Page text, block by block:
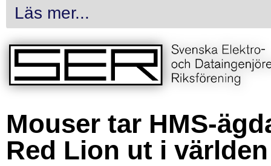
Läs mer...
Mouser tar HMS-
Red Lion ut i världen